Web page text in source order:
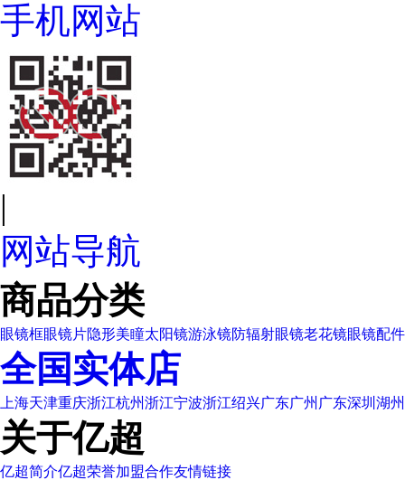
手机网站
|
网站导航
商品分类
眼镜框眼镜片隐形美瞳太阳镜游泳镜防辐射眼镜老花镜眼镜配件
全国实体店
上海天津重庆浙江杭州浙江宁波浙江绍兴广东广州 广东深圳 湖
关于亿超
亿超简介亿超荣誉加盟合作友情链接